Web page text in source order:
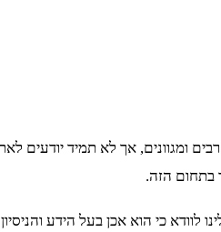
ומגוונים, אך לא תמיד
בתחום הזה.
כי הוא אכן בעל הידע